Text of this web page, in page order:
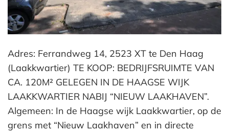
Adres: Ferrandweg 14, 2523 XT te Den Haag
(Laakkwartier) TE KOOP: BEDRIJFSRUIMTE VAN
CA. 120M² GELEGEN IN DE HAAGSE WIJK
LAAKKWARTIER NABIJ “NIEUW LAAKHAVEN”.
Algemeen: In de Haagse wijk Laakkwartier, op de
grens met “Nieuw Laakhaven” en in directe